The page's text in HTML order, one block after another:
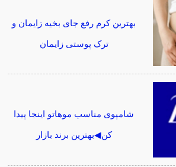
بهترین کرم رفع جای بخیه زایمان و
ترک پوستی زایمان
شامپوی مناسب موهاتو اینجا پیدا
کن◀بهترین برند بازار